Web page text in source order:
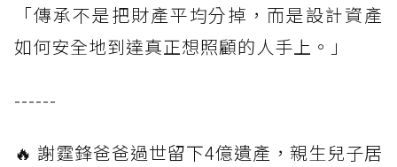
「傳承不是把財產平均分掉，而是設計資產
如何安全地到達真正想照顧的人手上。」
------
🔥 謝霆鋒爸爸過世留下4億遺產，親生兒子居